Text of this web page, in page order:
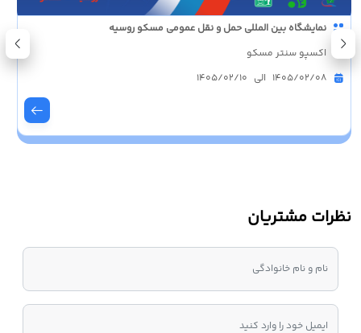
نمایشگاه بین المللی حمل و نقل بین المللی، ترانزیت و لجستیک شیراز
نمایشگاه بین‌المللی شیراز
1405/11/21 الی 1405/11/24
نظرات مشتریان